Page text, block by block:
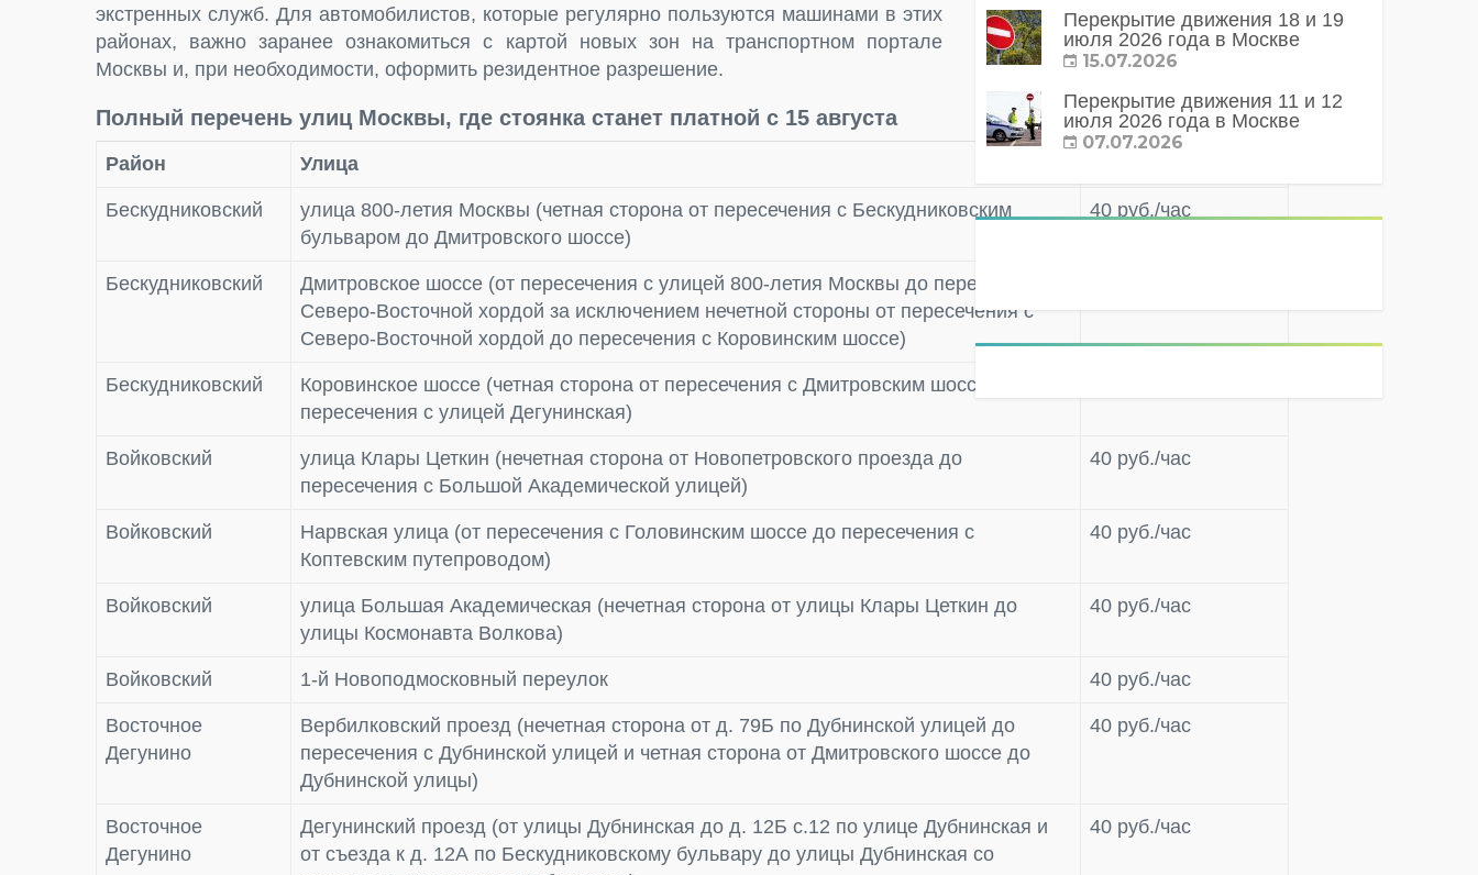
экстренных служб. Для автомобилистов, которые регулярно пользуются машинами в этих
районах, важно заранее ознакомиться с картой новых зон на транспортном портале
Москвы и, при необходимости, оформить резидентное разрешение.
Полный перечень улиц Москвы, где стоянка станет платной с 15 августа
Район Улица
Бескудниковский
улица 800-летия Москвы (четная сторона от пересечения с Бескудниковским
бульваром до Дмитровского шоссе)
40 руб./час
Бескудниковский
Дмитровское шоссе (от пересечения с улицей 800-летия Москвы до пересечения с
Северо-Восточной хордой за исключением нечетной стороны от пересечения с
Северо-Восточной хордой до пересечения с Коровинским шоссе)
Бескудниковский
Коровинское шоссе (четная сторона от пересечения с Дмитровским шоссе до
пересечения с улицей Дегунинская)
Войковский
улица Клары Цеткин (нечетная сторона от Новопетровского проезда до
пересечения с Большой Академической улицей)
40 руб./час
Войковский
Нарвская улица (от пересечения с Головинским шоссе до пересечения с
Коптевским путепроводом)
40 руб./час
Войковский
улица Большая Академическая (нечетная сторона от улицы Клары Цеткин до
улицы Космонавта Волкова)
40 руб./час
Войковский 1-й Новоподмосковный переулок 40 руб./час
Восточное
Дегунино
Вербилковский проезд (нечетная сторона от д. 79Б по Дубнинской улицей до
пересечения с Дубнинской улицей и четная сторона от Дмитровского шоссе до
Дубнинской улицы)
40 руб./час
Восточное
Дегунино
Дегунинский проезд (от улицы Дубнинская до д. 12Б с.12 по улице Дубнинская и
от съезда к д. 12А по Бескудниковскому бульвару до улицы Дубнинская со
40 руб./час
Перекрытие движения 18 и 19
июля 2026 года в Москве
15.07.2026
Перекрытие движения 11 и 12
июля 2026 года в Москве
07.07.2026